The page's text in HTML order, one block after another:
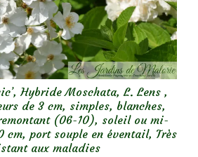
Hybride Moschata, L. Lens ,
de 3 cm, simples, blanches,
(06-10), soleil ou mi-
cm, port souple en éventail, Très
aux maladies